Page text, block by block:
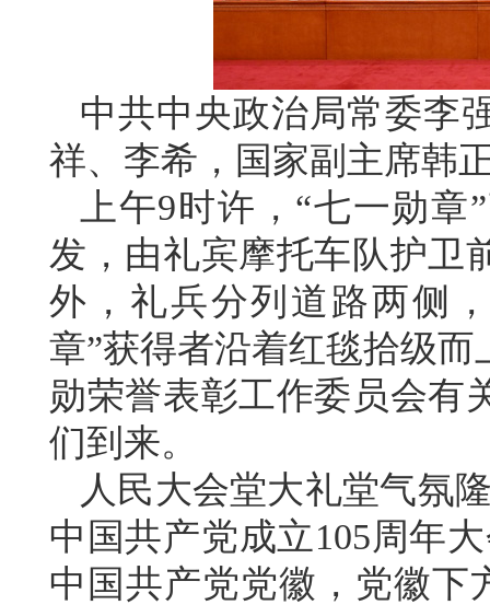
中共中央政治局常委李
祥、李希，国家副主席韩
上午9时许，“七一勋
发，由礼宾摩托车队护卫
外，礼兵分列道路两侧
章”获得者沿着红毯拾级
勋荣誉表彰工作委员会有
们到来。
人民大会堂大礼堂气氛
中国共产党成立105周年
中国共产党党徽，党徽下